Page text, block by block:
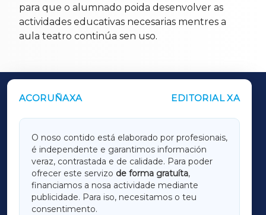
para que o alumnado poida desenvolver as
actividades educativas necesarias mentres a
aula teatro continúa sen uso.
ACORUÑAXA EDITORIAL XA
O noso contido está elaborado por profesionais,
é independente e garantimos información
veraz, contrastada e de calidade. Para poder
ofrecer este servizo de forma gratuíta,
financiamos a nosa actividade mediante
publicidade. Para iso, necesitamos o teu
consentimento.
OUTROS PERIÓDICOS
LUGOXA
TERRACHAXA